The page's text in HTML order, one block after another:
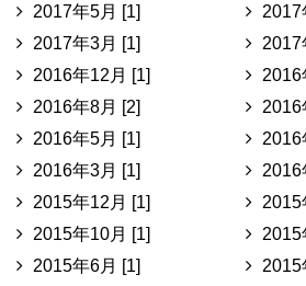
2017年5月 [1]
2017
2017年3月 [1]
2017
2016年12月 [1]
2016
2016年8月 [2]
2016
2016年5月 [1]
2016
2016年3月 [1]
2016
2015年12月 [1]
2015
2015年10月 [1]
2015
2015年6月 [1]
2015